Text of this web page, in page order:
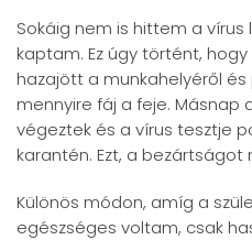
Sokáig nem is hittem a
kaptam. Ez úgy történt,
hazajött a munkahelyéről
mennyire fáj a feje. Másnap
végeztek és a vírus tesztje
karantén. Ezt, a bezártságot
Különös módon, amíg a
egészséges voltam, csak